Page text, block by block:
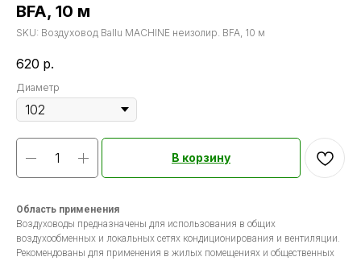
BFA, 10 м
SKU: Воздуховод Ballu MACHINE неизолир. BFA, 10 м
620 р.
Диаметр
В корзину
Область применения
Воздуховоды предназначены для использования в общих
воздухообменных и локальных сетях кондиционирования и вентиляции.
Рекомендованы для применения в жилых помещениях и общественных